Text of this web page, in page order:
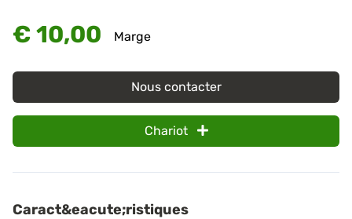
€ 10,00 Marge
Nous contacter
Chariot
Caract&eacute;ristiques